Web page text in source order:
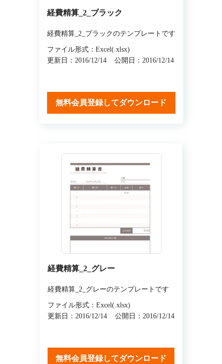
経費精算_2_ブラック
経費精算_2_ブラックのテンプレートです
ファイル形式：Excel(.xlsx)
更新日：2016/12/14
公開日：2016/12/14
無料会員登録してダウンロード
経費精算_2_グレー
経費精算_2_グレーのテンプレートです
ファイル形式：Excel(.xlsx)
更新日：2016/12/14
公開日：2016/12/14
無料会員登録してダウンロード